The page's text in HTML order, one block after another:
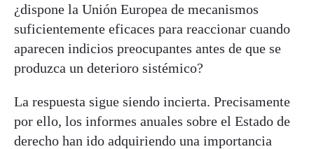
¿dispone la Unión Europea de mecanismos
suficientemente eficaces para reaccionar cuando
aparecen indicios preocupantes antes de que se
produzca un deterioro sistémico?
La respuesta sigue siendo incierta. Precisamente
por ello, los informes anuales sobre el Estado de
derecho han ido adquiriendo una importancia